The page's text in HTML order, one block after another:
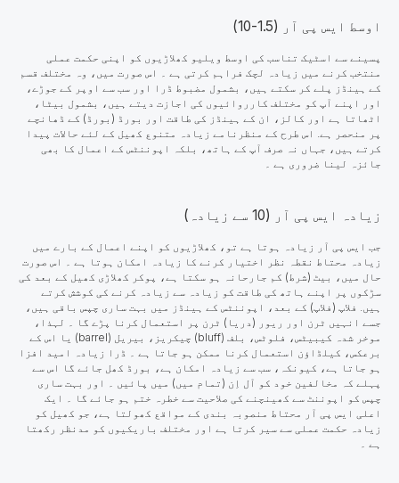
اوسط ایس پی آر (1.5-10)
پسینے سے اسٹیک تناسب کی اوسط ویلیو کھلاڑیوں کو اپنی حکمت عملی
منتخب کرنے میں زیادہ لچک فراہم کرتی ہے ۔ اس صورت میں، وہ مختلف قسم
کے ہینڈز پلے کر سکتے ہیں، بشمول مضبوط ڈرا اور سب سے اوپر کے جوڑے،
اور اپنے آپ کو مختلف کارروائیوں کی اجازت دیتے ہیں، بشمول بیٹا،
اٹھاتا ہے اور کالز، ان کے ہینڈز کی طاقت اور بورڈ (بورڈ) کے ڈھانچے
پر منحصر ہے. اس طرح کے منظرنامے زیادہ متنوع کھیل کے لئے حالات پیدا
کرتے ہیں، جہاں نہ صرف آپ کے ہاتھ، بلکہ اپوننٹس کے اعمال کا بھی
جائزہ لینا ضروری ہے ۔
زیادہ ایس پی آر (10 سے زیادہ)
جب ایس پی آر زیادہ ہوتا ہے تو، کھلاڑیوں کو اپنے اعمال کے بارے میں
زیادہ محتاط نقطہ نظر اختیار کرنے کا زیادہ امکان ہوتا ہے ۔ اس صورت
حال میں، بیٹ (شرط) کم جارحانہ ہو سکتا ہے، پوکر کھلاڑی کھیل کے بعد کی
سڑکوں پر اپنے ہاتھ کی طاقت کو زیادہ سے زیادہ کرنے کی کوشش کرتے
ہیں. فلاپ (فلاپ) کے بعد، اپوننٹس کے ہینڈز میں بہت ساری چپس باقی ہیں،
جسے انہیں ٹرن اور ریور (دریا) ٹرن پر استعمال کرنا پڑے گا ۔ لہذا،
موخر شدہ کیبیٹس، فلوٹس، بلف (bluff) چیکریز، بیریل (barrel) یا اس کے
برعکس، کیلڈاؤن استعمال کرنا ممکن ہو جاتا ہے ۔ ڈرا زیادہ امید افزا
ہو جاتا ہے، کیونکہ، سب سے زیادہ امکان ہے، بورڈ کھل جائے گا اس سے
پہلے کہ مخالفین خود کو آل اِن (تمام میں) میں پائیں ۔ اور بہت ساری
چپس کو اپوننٹ سے کھینچنے کی صلاحیت سے خطرہ ختم ہو جائے گا ۔ ایک
اعلی ایس پی آر محتاط منصوبہ بندی کے مواقع کھولتا ہے، جو کھیل کو
زیادہ حکمت عملی سے سیر کرتا ہے اور مختلف باریکیوں کو مدنظر رکھتا
ہے ۔